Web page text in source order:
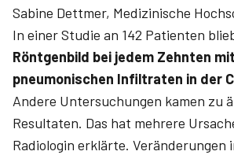
Sabine Dettmer, Medizinische
In einer Studie an 142 Patienten
Röntgenbild bei jedem Zehnten mit
pneumonischen Infiltraten in der
Andere Untersuchungen kamen zu
Resultaten. Das hat mehrere
Radiologin erklärte. Veränderungen